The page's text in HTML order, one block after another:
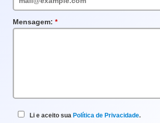
Mensagem:
obrigatório
Li e aceito sua Política de Privacidade.